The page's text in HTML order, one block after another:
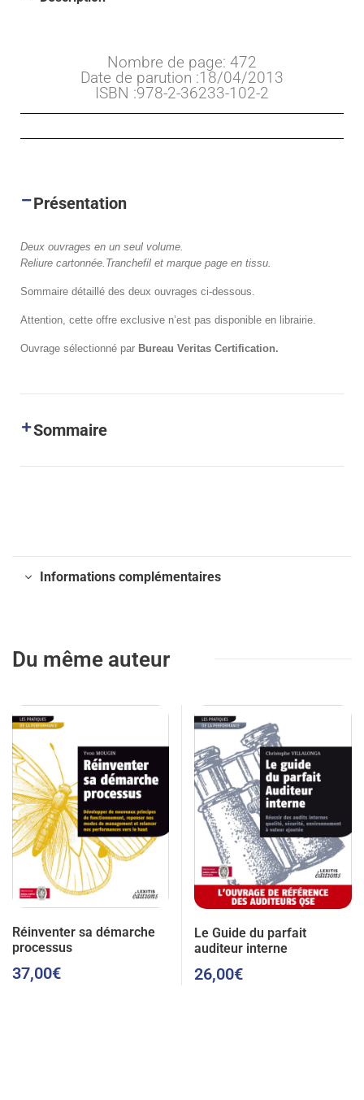
Nombre de page: 472
Date de parution :18/04/2013
ISBN :978-2-36233-102-2
Présentation
Deux ouvrages en un seul volume.
Reliure cartonnée. Tranchefil et marque page en tissu.
Sommaire détaillé des deux ouvrages ci-dessous.
Attention, cette offre exclusive n’est pas disponible en librairie.
Ouvrage sélectionné par Bureau Veritas Certification.
Sommaire
Informations complémentaires
Du même auteur
Réinventer sa démarche
processus
37,00€
Le Guide du parfait
auditeur interne
26,00€